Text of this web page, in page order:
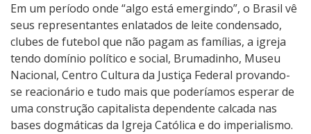
Em um período onde “algo está emergindo”, o Brasil vê
seus representantes enlatados de leite condensado,
clubes de futebol que não pagam as famílias, a igreja
tendo domínio político e social, Brumadinho, Museu
Nacional, Centro Cultura da Justiça Federal provando-
se reacionário e tudo mais que poderíamos esperar de
uma construção capitalista dependente calcada nas
bases dogmáticas da Igreja Católica e do imperialismo.